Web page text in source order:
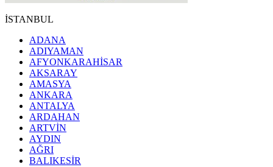
İSTANBUL
ADANA
ADIYAMAN
AFYONKARAHİSAR
AKSARAY
AMASYA
ANKARA
ANTALYA
ARDAHAN
ARTVİN
AYDIN
AĞRI
BALIKESİR